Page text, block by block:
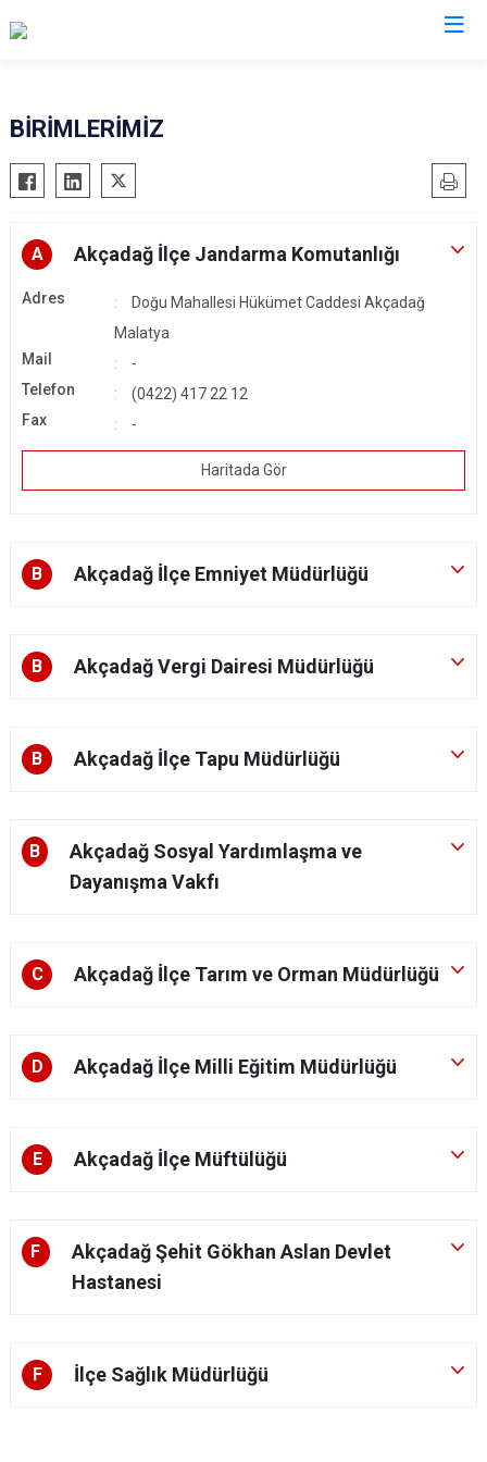
Akçadağ
Arapgir
Arguvan
Battalgazi
Darende
Yazıhan
BİRİMLERİMİZ
A Akçadağ İlçe Jandarma Komutanlığı
Adres
Doğu Mahallesi Hükümet Caddesi Akçadağ
Malatya
Mail
-
Telefon
(0422) 417 22 12
Fax
-
Haritada Gör
B Akçadağ İlçe Emniyet Müdürlüğü
B Akçadağ Vergi Dairesi Müdürlüğü
B Akçadağ İlçe Tapu Müdürlüğü
B
Akçadağ Sosyal Yardımlaşma ve
Dayanışma Vakfı
C Akçadağ İlçe Tarım ve Orman Müdürlüğü
D Akçadağ İlçe Milli Eğitim Müdürlüğü
E Akçadağ İlçe Müftülüğü
F
Akçadağ Şehit Gökhan Aslan Devlet
Hastanesi
F İlçe Sağlık Müdürlüğü